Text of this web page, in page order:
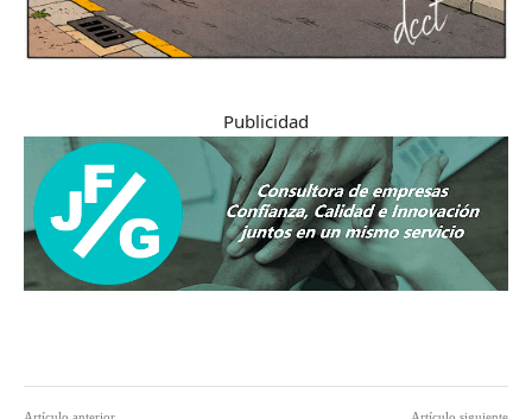
Publicidad